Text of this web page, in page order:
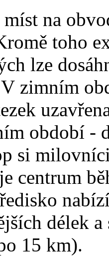
na
toho
lze
zimním
období -
si
centrum
délek
15 km).